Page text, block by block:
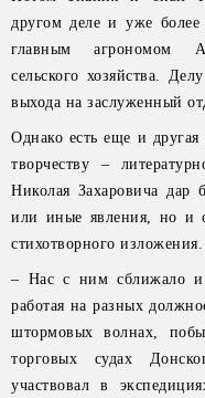
другом деле и уже
главным агрономом
сельского хозяйства.
выхода на заслуженный
Однако есть еще и
творчеству –
Николая Захаровича дар
или иные явления, но и
стихотворного изложения.
– Нас с ним сближало и
работая на разных
штормовых волнах,
торговых судах
участвовал в